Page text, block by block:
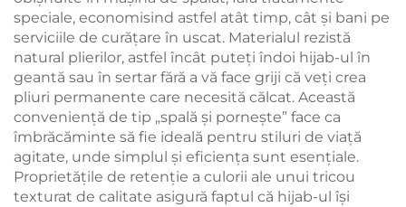
speciale, economisind astfel atât timp, cât și bani pe
serviciile de curățare în uscat. Materialul rezistă
natural plierilor, astfel încât puteți îndoi hijab-ul în
geantă sau în sertar fără a vă face griji că veți crea
pliuri permanente care necesită călcat. Această
conveniență de tip „spală și pornește” face ca
îmbrăcăminte să fie ideală pentru stiluri de viață
agitate, unde simplul și eficiența sunt esențiale.
Proprietățile de retenție a culorii ale unui tricou
texturat de calitate asigură faptul că hijab-ul își